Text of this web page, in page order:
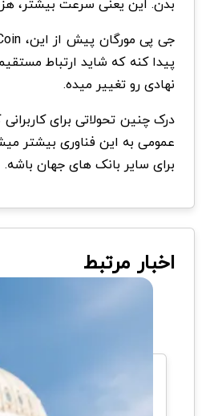
نهادی رو تغییر میده.
درک چنین تحولاتی برای
عمومی به این فناوری بیشتر
برای سایر بانک های جهان باشه.
اخبار مرتبط